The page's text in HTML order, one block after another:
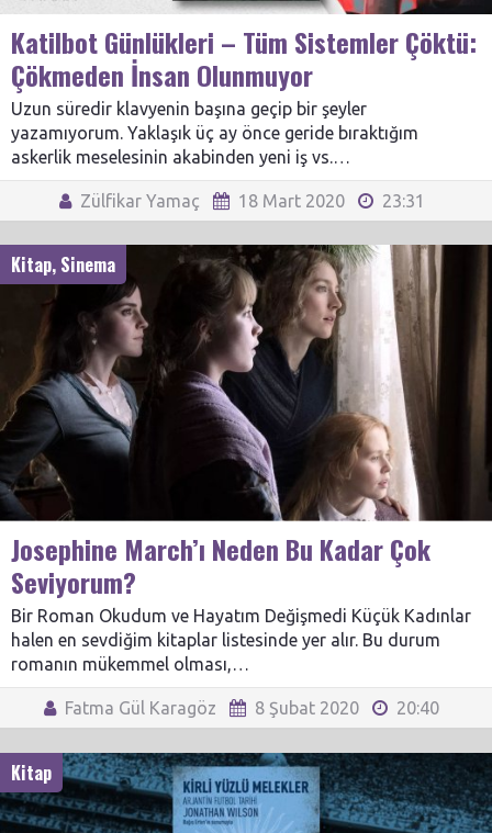
Katilbot Günlükleri – Tüm Sistemler Çöktü:
Çökmeden İnsan Olunmuyor
Uzun süredir klavyenin başına geçip bir şeyler
yazamıyorum. Yaklaşık üç ay önce geride bıraktığım
askerlik meselesinin akabinden yeni iş vs.…
Zülfikar Yamaç 18 Mart 2020 23:31
Kitap, Sinema
Josephine March’ı Neden Bu Kadar Çok
Seviyorum?
Bir Roman Okudum ve Hayatım Değişmedi Küçük Kadınlar
halen en sevdiğim kitaplar listesinde yer alır. Bu durum
romanın mükemmel olması,…
Fatma Gül Karagöz 8 Şubat 2020 20:40
Kitap